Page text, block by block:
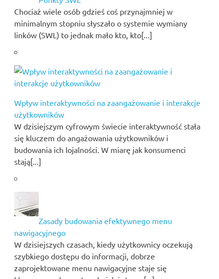
Chociaż wiele osób gdzieś coś przynajmniej w
minimalnym stopniu słyszało o systemie wymiany
linków (SWL) to jednak mało kto, kto[...]
Wpływ interaktywności na zaangażowanie i interakcje
użytkowników
W dzisiejszym cyfrowym świecie interaktywność stała
się kluczem do angażowania użytkowników i
budowania ich lojalności. W miarę jak konsumenci
stają[...]
Zasady budowania efektywnego menu
nawigacyjnego
W dzisiejszych czasach, kiedy użytkownicy oczekują
szybkiego dostępu do informacji, dobrze
zaprojektowane menu nawigacyjne staje się